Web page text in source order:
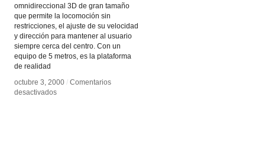
omnidireccional 3D de gran tamaño
que permite la locomoción sin
restricciones, el ajuste de su velocidad
y dirección para mantener al usuario
siempre cerca del centro. Con un
equipo de 5 metros, es la plataforma
de realidad
octubre 3, 2000 / Comentarios
desactivadosen
octubre 3, 2000 / Comentarios
desactivadosen